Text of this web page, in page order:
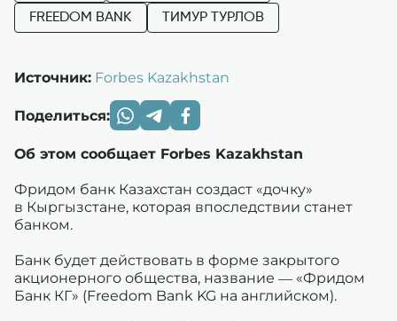
FREEDOM BANK ТИМУР ТУРЛОВ
Источник: Forbes Kazakhstan
Поделиться:
Об этом сообщает Forbes Kazakhstan
Фридом банк Казахстан создаст «дочку»
в Кыргызстане, которая впоследствии станет
банком.
Банк будет действовать в форме закрытого
акционерного общества, название — «Фридом
Банк КГ» (Freedom Bank KG на английском).